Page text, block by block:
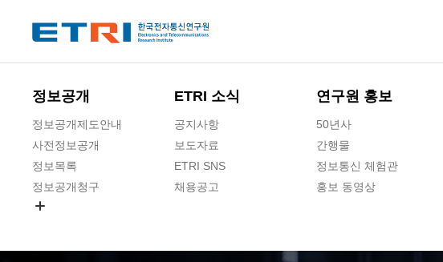
정보공개
정보공개제도안내
사전정보공개
정보목록
정보공개청구
ETRI 소식
공지사항
보도자료
ETRI SNS
채용공고
연구원 홍보
50년사
간행물
정보통신 체험관
홍보 동영상